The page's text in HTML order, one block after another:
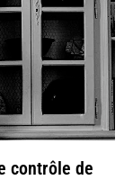
contrôle de